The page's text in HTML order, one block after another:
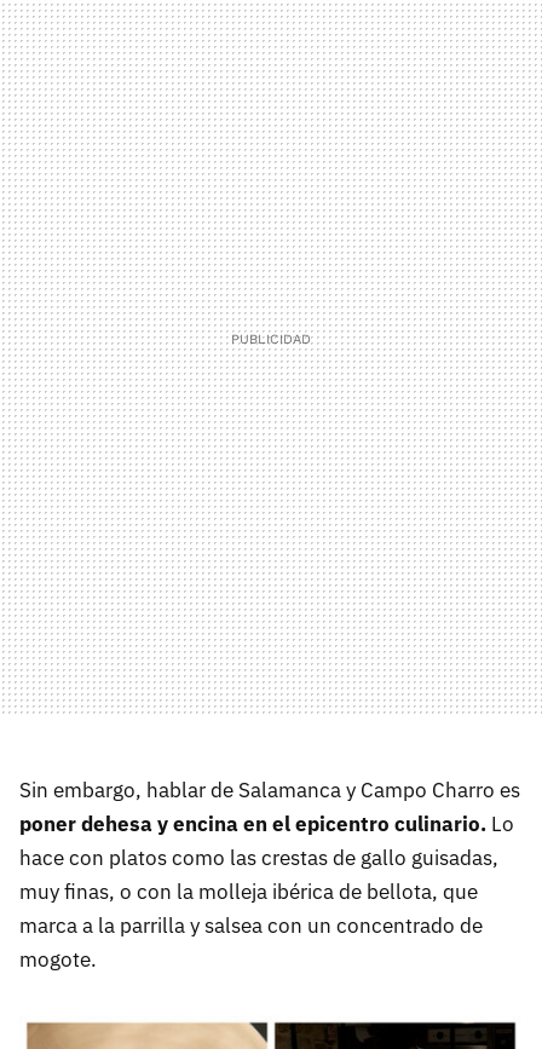
Sin embargo, hablar de Salamanca y Campo Charro es
poner dehesa y encina en el epicentro culinario. Lo
hace con platos como las crestas de gallo guisadas,
muy finas, o con la molleja ibérica de bellota, que
marca a la parrilla y salsea con un concentrado de
mogote.